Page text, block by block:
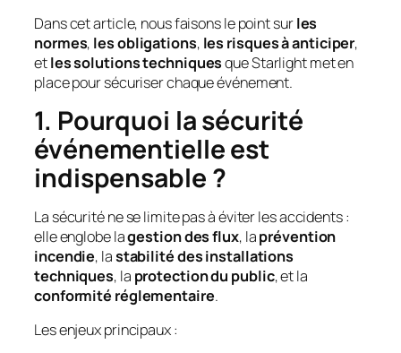
Dans cet article, nous faisons le point surles
normes, les obligations, les risques à anticiper,
etles solutions techniquesque Starlight met en
place pour sécuriser chaque événement.
1. Pourquoi la sécurité
événementielle est
indispensable ?
La sécurité ne se limite pas à éviter les accidents :
elle englobe lagestion des flux, laprévention
incendie, lastabilité des installations
techniques, la protection du public, et la
conformité réglementaire.
Les enjeux principaux :